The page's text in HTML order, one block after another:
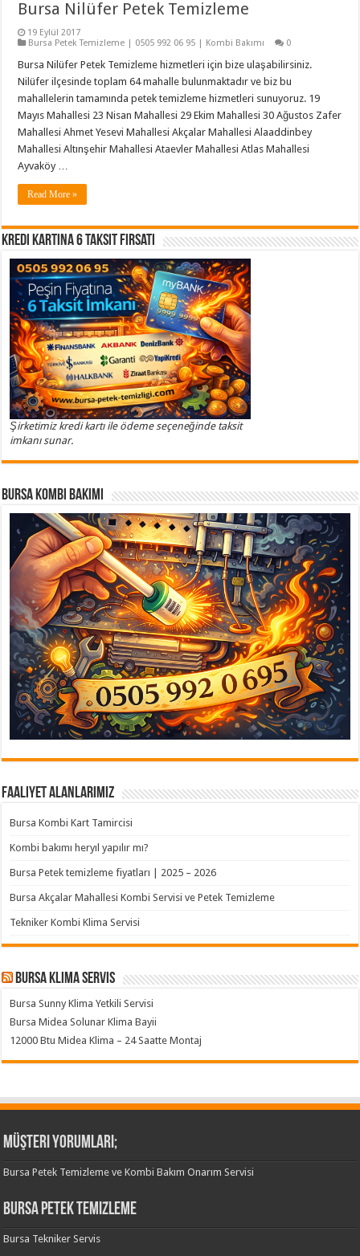
Bursa Nilüfer Petek Temizleme
19 Eylül 2017
Bursa Petek Temizleme | 0505 992 06 95 | Kombi Bakımı
0
Bursa Nilüfer Petek Temizleme hizmetleri için bize ulaşabilirsiniz.
Nilüfer ilçesinde toplam 64 mahalle bulunmaktadır ve biz bu
mahallelerin tamamında petek temizleme hizmetleri sunuyoruz. 19
Mayıs Mahallesi 23 Nisan Mahallesi 29 Ekim Mahallesi 30 Ağustos Zafer
Mahallesi Ahmet Yesevi Mahallesi Akçalar Mahallesi Alaaddinbey
Mahallesi Altınşehir Mahallesi Ataevler Mahallesi Atlas Mahallesi
Ayvaköy …
Read More »
Kredi Kartına 6 Taksit Fırsatı
Şirketimiz kredi kartı ile ödeme seçeneğinde taksit
imkanı sunar.
Bursa Kombi Bakımı
Faaliyet Alanlarımız
Bursa Kombi Kart Tamircisi
Kombi bakımı heryıl yapılır mı?
Bursa Petek temizleme fiyatları | 2025 – 2026
Bursa Akçalar Mahallesi Kombi Servisi ve Petek Temizleme
Tekniker Kombi Klima Servisi
Bursa klima servis
Bursa Sunny Klima Yetkili Servisi
Bursa Midea Solunar Klima Bayii
12000 Btu Midea Klima – 24 Saatte Montaj
Müşteri Yorumları;
Bursa Petek Temizleme ve Kombi Bakım Onarım Servisi
Bursa Petek Temizleme
Bursa Tekniker Servis